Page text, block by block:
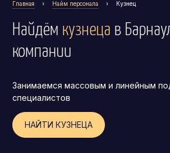
Главная › Найм персонала › Кузнец
Найдём кузнеца в
компании
Занимаемся массовым и линейным
специалистов
НАЙТИ КУЗНЕЦА